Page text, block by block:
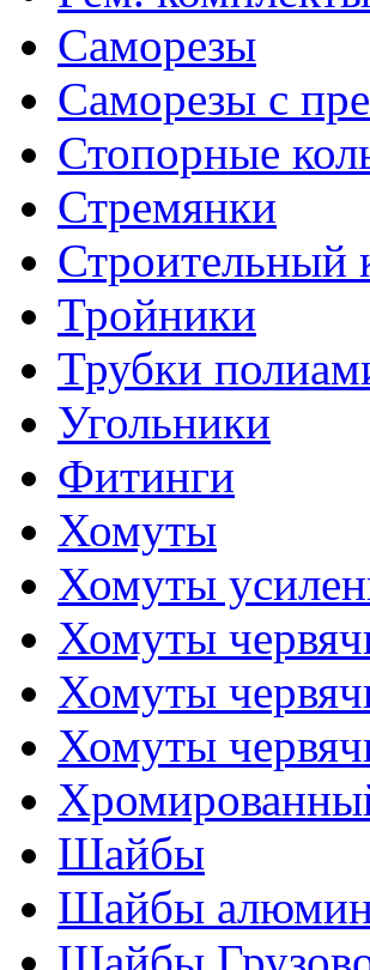
Саморезы
Саморезы с
Стопорные
Стремянки
Строительный
Тройники
Трубки
Угольники
Фитинги
Хомуты
Хомуты
Хомуты
Хомуты
Хомуты
Шайбы
Шайбы